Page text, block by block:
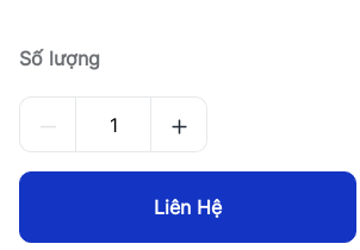
Số lượng
Liên Hệ